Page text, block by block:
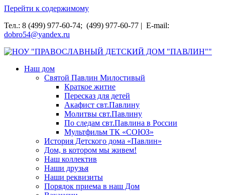
Перейти к содержимому
Тел.: 8 (499) 977-60-74; (499) 977-60-77 | E-mail:
dobro54@yandex.ru
НОУ "ПРАВОСЛАВНЫЙ ДЕТСКИЙ ДОМ "ПАВЛИН""
Наш дом
Святой Павлин Милостивый
Краткое житие
Пересказ для детей
Акафист свт.Павлину
Молитвы свт.Павлину
По следам свт.Павлина в России
Мультфильм ТК «СОЮЗ»
История Детского дома «Павлин»
Дом, в котором мы живем!
Наш коллектив
Наши друзья
Наши реквизиты
Порядок приема в наш Дом